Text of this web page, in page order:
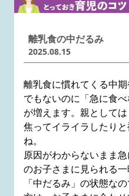
離乳食の中だるみ
2025.08.15
離乳食に慣れてくる中
でもないのに「急に食
が増えます。親として
焦ってイライラしたり
ね。
原因がわからないまま
のお子さまに見られる
「中だるみ」の状態な